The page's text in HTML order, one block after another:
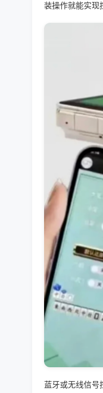
装操作就能实现
蓝牙或无线信号